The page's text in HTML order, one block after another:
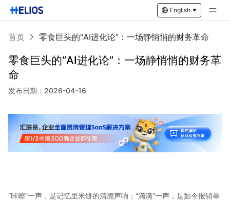
English
首页 零食巨头的“AI进化论”：一场静悄悄的财务革命
零食巨头的“AI进化论”：一场静悄悄的财务革
命
发布日期： 2026-04-16
“咔嚓”一声，是记忆里米饼的清脆声响；“滴滴”一声，是如今报销单